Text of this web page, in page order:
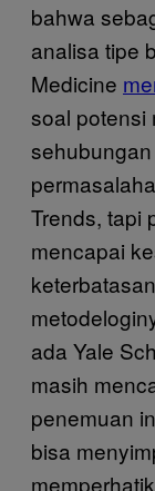
bahwa
analisa tipe
Medicine
soal potensi
Trends, tapi
mencapai
ada Yale
masih
penemuan
bisa